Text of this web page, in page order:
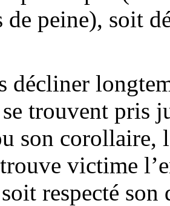
de peine), soit
décliner
trouvent pris
son corollaire,
victime
respecté